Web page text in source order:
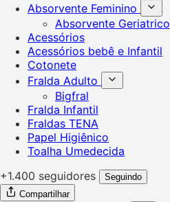
Absorvente Feminino
Absorvente Geriatrico
Acessórios
Acessórios bebê e Infantil
Cotonete
Fralda Adulto
Bigfral
Fralda Infantil
Fraldas TENA
Papel Higiênico
Toalha Umedecida
+1.400 seguidores
Seguindo
Compartilhar